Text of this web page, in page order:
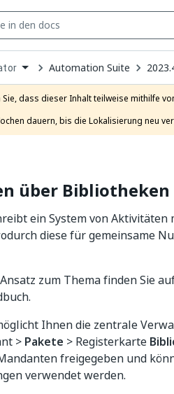
Automation Suite
Sie, dass dieser Inhalt teilweise mithilfe
dauern, bis die Lokalisierung neu
über Bibliotheken
ein System von
diese für gemeinsame
zum Thema finden Sie
Ihnen die zentrale
> Pakete > Registerkarte
freigegeben und
verwendet werden.